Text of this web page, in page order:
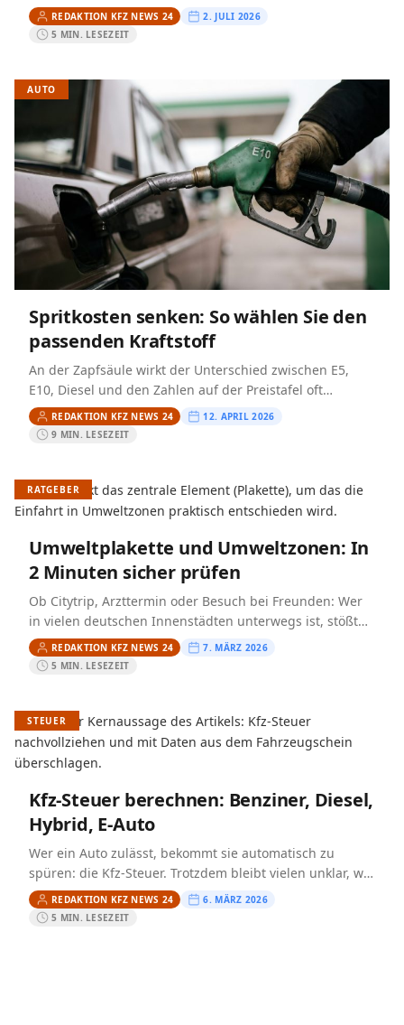
auf Ruckeln, Startprobleme oder angeblich zu hohen
Verbrauch. In der Praxis helfen sie…
REDAKTION KFZ NEWS 24
2. JULI 2026
5 MIN. LESEZEIT
AUTO
Spritkosten senken: So wählen Sie den
passenden Kraftstoff
An der Zapfsäule wirkt der Unterschied zwischen E5,
E10, Diesel und den Zahlen auf der Preistafel oft
erstaunlich klein. Auf das Jahr gerechnet summieren
sich…
REDAKTION KFZ NEWS 24
12. APRIL 2026
9 MIN. LESEZEIT
RATGEBER
Umweltplakette und Umweltzonen: In
2 Minuten sicher prüfen
Ob Citytrip, Arzttermin oder Besuch bei Freunden: Wer
in vielen deutschen Innenstädten unterwegs ist, stößt
auf Umweltzonen. Dort entscheidet meist eine kleine
runde Plakette an…
REDAKTION KFZ NEWS 24
7. MÄRZ 2026
5 MIN. LESEZEIT
STEUER
Kfz-Steuer berechnen: Benziner, Diesel,
Hybrid, E‑Auto
Wer ein Auto zulässt, bekommt sie automatisch zu
spüren: die Kfz-Steuer. Trotzdem bleibt vielen unklar, wie
sich der Betrag zusammensetzt – und warum zwei
scheinbar…
REDAKTION KFZ NEWS 24
6. MÄRZ 2026
5 MIN. LESEZEIT